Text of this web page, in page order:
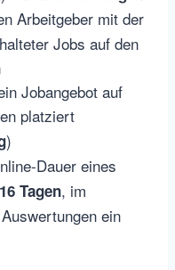
Arbeitgeber mit der
Jobs auf den
Jobangebot auf
platziert
)
Dauer eines
16 Tagen, im
ein